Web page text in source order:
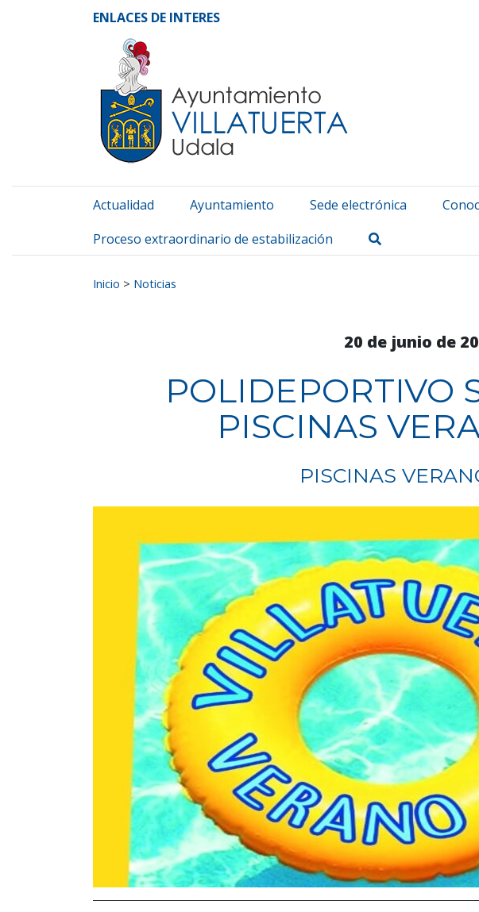
Ayuntamiento de Villatuerta
ENLACES DE INTERES
Actualidad Ayuntamiento Sede electrónica
Proceso extraordinario de estabilización
Inicio > Noticias
20 de junio de
POLIDEPORTIVO
PISCINAS
PISCINAS